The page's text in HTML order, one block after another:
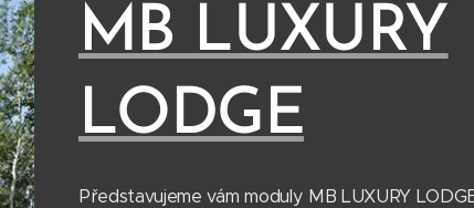
MB LUXURY
LODGE
Představujeme vám moduly MB LUXURY